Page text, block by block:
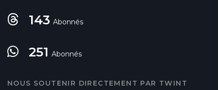
143 Abonnés
251 Abonnés
NOUS SOUTENIR DIRECTEMENT PAR TWINT